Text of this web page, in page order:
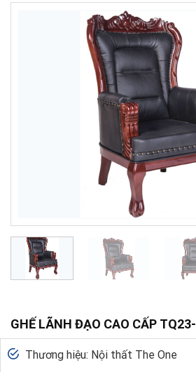
GHẾ LÃNH ĐẠO CAO CẤP
Thương hiệu: Nội thất The One